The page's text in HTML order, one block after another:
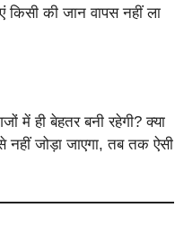
की जान वापस नहीं ला
में ही बेहतर बनी रहेगी? क्या
नहीं जोड़ा जाएगा, तब तक ऐसी